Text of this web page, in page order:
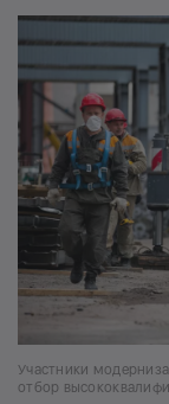
Участники
отбор